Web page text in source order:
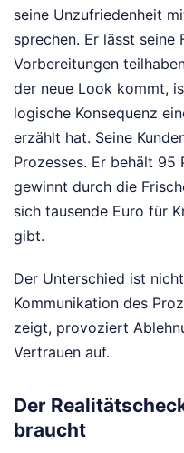
seine Unzufriedenheit
sprechen. Er lässt seine
Vorbereitungen
der neue Look kommt,
logische Konsequenz
erzählt hat. Seine
Prozesses. Er behält 95
gewinnt durch die
sich tausende Euro für
gibt.
Der Unterschied ist
Kommunikation des
zeigt, provoziert
Vertrauen auf.
Der
braucht